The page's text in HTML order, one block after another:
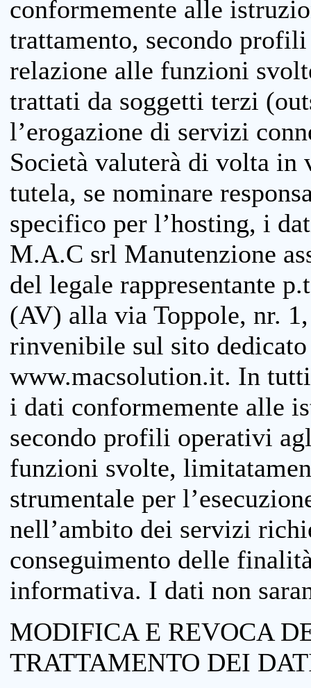
conformemente alle
trattamento, secondo
relazione alle funzioni
trattati da soggetti terzi
l’erogazione di servizi
Società valuterà di volta in
tutela, se nominare
specifico per l’hosting, i
M.A.C srl Manutenzione
del legale rappresentante
(AV) alla via Toppole, nr.
rinvenibile sul sito
www.macsolution.it. In
i dati conformemente alle
secondo profili operativi
funzioni svolte,
strumentale per
nell’ambito dei servizi
conseguimento delle
informativa. I dati non
MODIFICA E REVOCA
TRATTAMENTO DEI